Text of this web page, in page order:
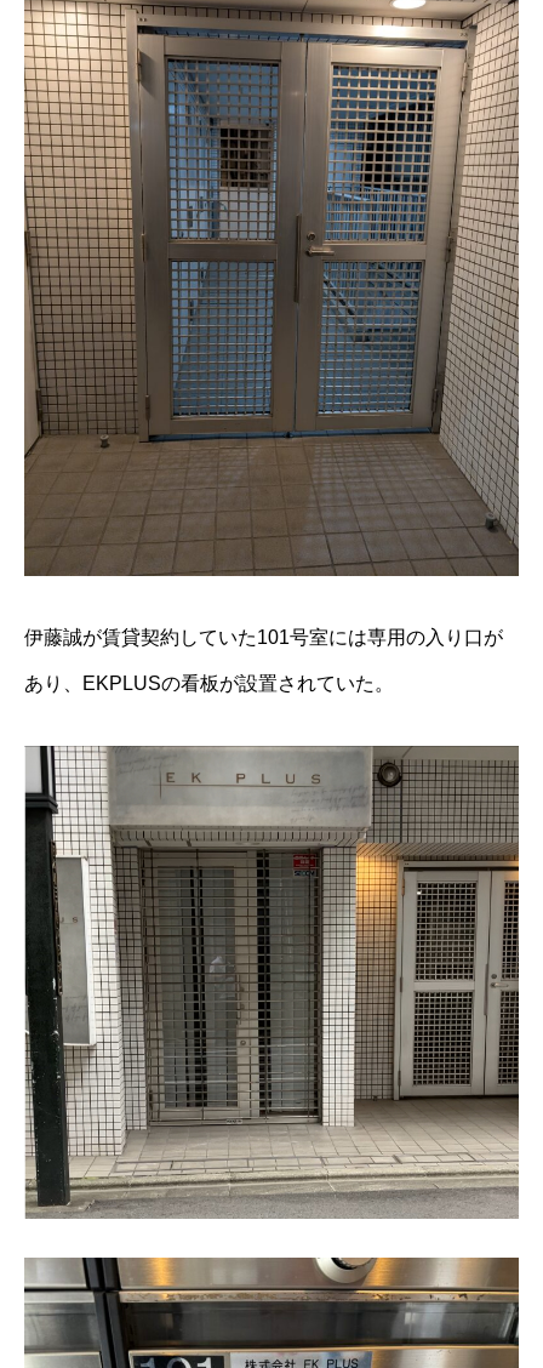
伊藤誠が賃貸契約していた101号室には専用の入り口が
あり、EKPLUSの看板が設置されていた。